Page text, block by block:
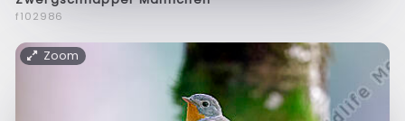
f102986
Zoom